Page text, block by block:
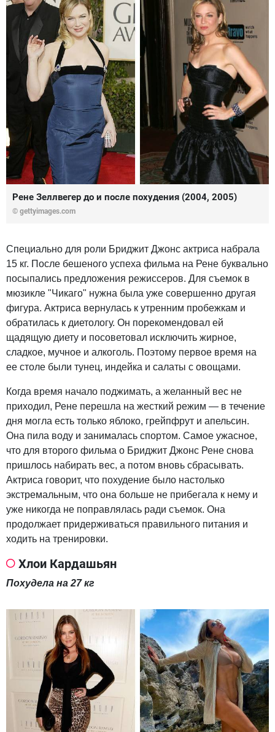
Рене Зеллвегер до и после похудения (2004, 2005)
© gettyimages.com
Специально для роли Бриджит Джонс актриса набрала
15 кг. После бешеного успеха фильма на Рене буквально
посыпались предложения режиссеров. Для съемок в
мюзикле "Чикаго" нужна была уже совершенно другая
фигура. Актриса вернулась к утренним пробежкам и
обратилась к диетологу. Он порекомендовал ей
щадящую диету и посоветовал исключить жирное,
сладкое, мучное и алкоголь. Поэтому первое время на
ее столе были тунец, индейка и салаты с овощами.
Когда время начало поджимать, а желанный вес не
приходил, Рене перешла на жесткий режим — в течение
дня могла есть только яблоко, грейпфрут и апельсин.
Она пила воду и занималась спортом. Самое ужасное,
что для второго фильма о Бриджит Джонс Рене снова
пришлось набирать вес, а потом вновь сбрасывать.
Актриса говорит, что похудение было настолько
экстремальным, что она больше не прибегала к нему и
уже никогда не поправлялась ради съемок. Она
продолжает придерживаться правильного питания и
ходить на тренировки.
Хлои Кардашьян
Похудела на 27 кг